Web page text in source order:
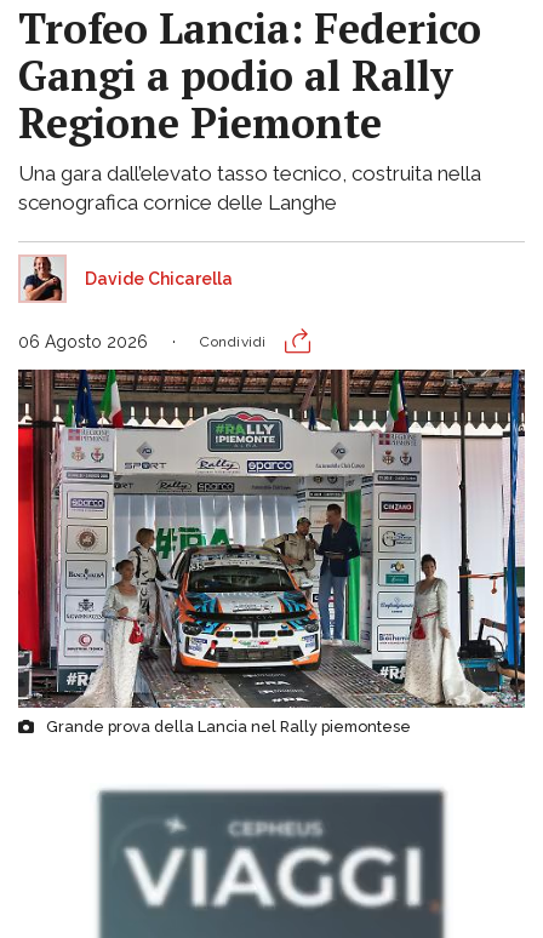
Trofeo Lancia: Federico
Gangi a podio al Rally
Regione Piemonte
Una gara dall’elevato tasso tecnico, costruita nella
scenografica cornice delle Langhe
Davide Chicarella
06 Agosto 2026 Condividi
Grande prova della Lancia nel Rally piemontese